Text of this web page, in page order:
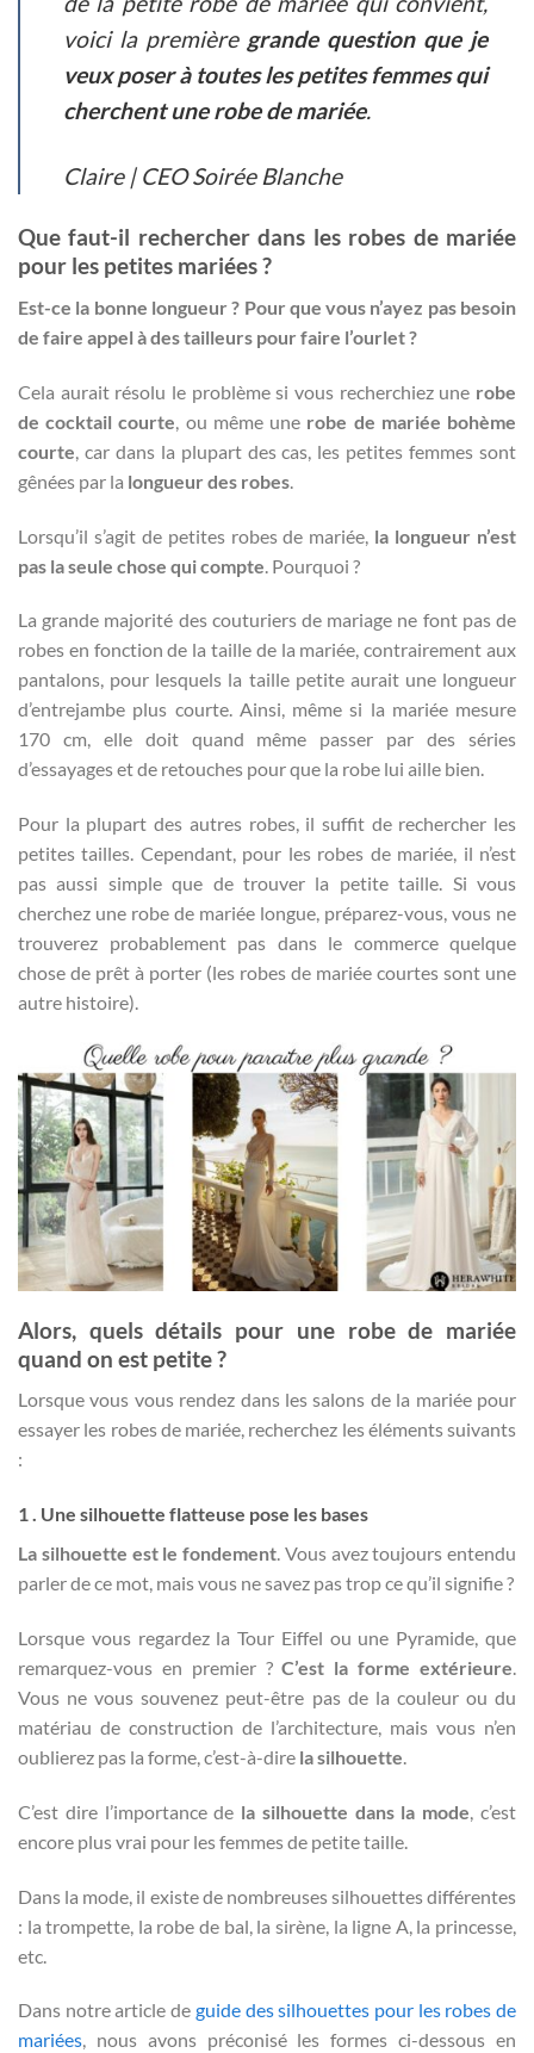
voici la première grande question que je
veux poser à toutes les petites femmes qui
cherchent une robe de mariée.
Claire | CEO Soirée Blanche
Que faut-il rechercher dans les robes de mariée
pour les petites mariées ?
Est-ce la bonne longueur ? Pour que vous n’ayez pas besoin
de faire appel à des tailleurs pour faire l’ourlet ?
Cela aurait résolu le problème si vous recherchiez une robe
de cocktail courte , ou même une robe de mariée bohème
courte , car dans la plupart des cas, les petites femmes sont
gênées par la longueur des robes
Lorsqu’il s’agit de petites robes de mariée, la longueur n’est
pas la seule chose qui compte . Pourquoi ?
La grande majorité des couturiers de mariage ne font pas de
robes en fonction de la taille de la mariée, contrairement aux
pantalons, pour lesquels la taille petite aurait une longueur
d’entrejambe plus courte. Ainsi, même si la mariée mesure
170 cm, elle doit quand même passer par des séries
d’essayages et de retouches pour que la robe lui aille bien.
Pour la plupart des autres robes, il suffit de rechercher les
petites tailles. Cependant, pour les robes de mariée, il n’est
pas aussi simple que de trouver la petite taille. Si vous
cherchez une robe de mariée longue, préparez-vous, vous ne
trouverez probablement pas dans le commerce quelque
chose de prêt à porter (les robes de mariée courtes sont une
autre histoire).
Alors, quels détails pour une robe de mariée
quand on est petite ?
Lorsque vous vous rendez dans les salons de la mariée pour
essayer les robes de mariée, recherchez les éléments suivants
:
1 . Une silhouette flatteuse pose les bases
La silhouette est le fondement. Vous avez toujours entendu
parler de ce mot, mais vous ne savez pas trop ce qu’il signifie ?
Lorsque vous regardez la Tour Eiffel ou une Pyramide, que
remarquez-vous en premier ?C’est la forme extérieure.
Vous ne vous souvenez peut-être pas de la couleur ou du
matériau de construction de l’architecture, mais vous n’en
oublierez pas la forme, c’est-à-dire la silhouette.
C’est dire l’importance de la silhouette dans la mode , c’est
encore plus vrai pour les femmes de petite taille.
Dans la mode, il existe de nombreuses silhouettes différentes
: la trompette, la robe de bal, la sirène, la ligne A, la princesse,
etc.
Dans notre article de guide des silhouettes pour les robes de
mariées, nous avons préconisé les formes ci-dessous en